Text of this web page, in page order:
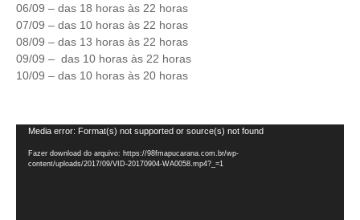
06/09 – das 18 horas às 22 horas
07/09 – das 10 horas às 22 horas
08/09 – das 13 horas às 22 horas
09/09 – das 10 horas às 22 horas
10/09 – das 10 horas às 20 horas
Tocador
vídeo
Media error: Format(s) not supported or source(s) not found
Fazer download do arquivo: https://98fmapucarana.com.br/wp-
content/uploads/2017/09/VID-20170904-WA0058.mp4?_=1